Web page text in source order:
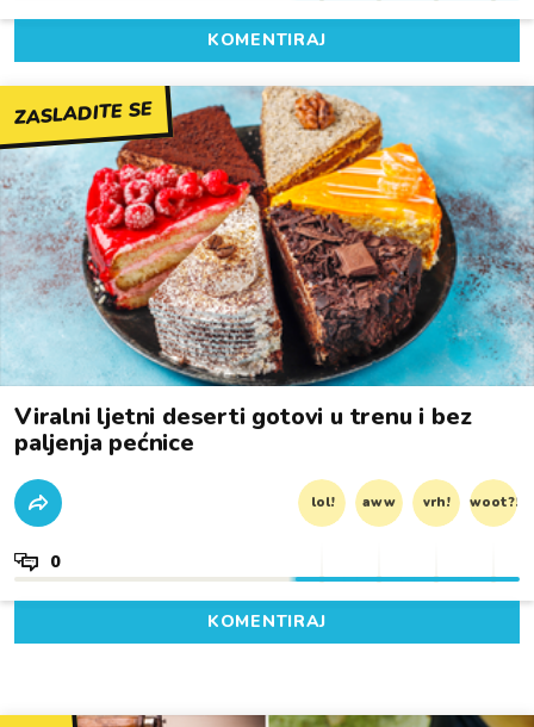
KOMENTIRAJ
ZASLADITE SE
Viralni ljetni deserti gotovi u trenu i bez
paljenja pećnice
lol! aww vrh! woot?!
0
KOMENTIRAJ